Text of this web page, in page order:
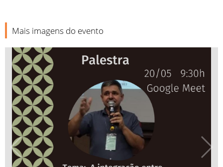
Mais imagens do evento